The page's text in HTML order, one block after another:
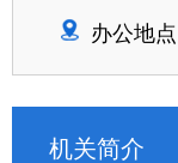
办公地
机关简介